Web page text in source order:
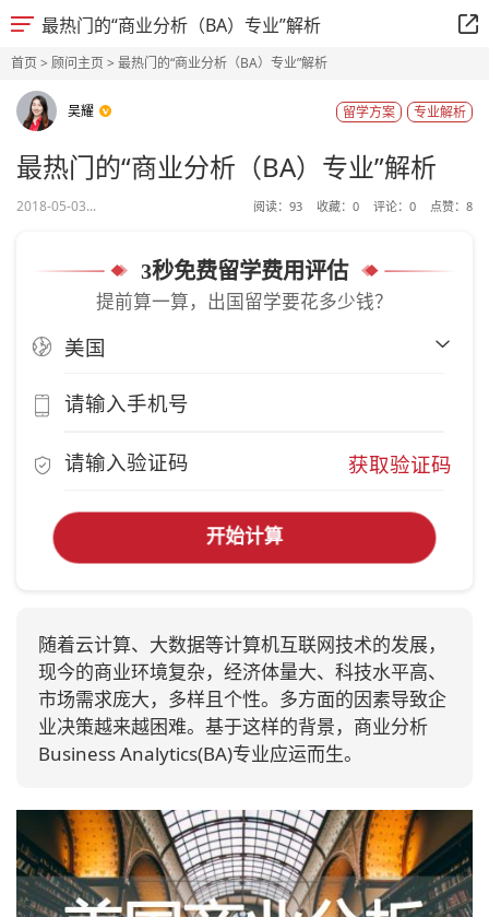
最热门的“商业分析（BA）专业”解析
首页> 顾问主页> 最热门的“商业分析（BA）专业”解析
吴耀 专业解析
留学方案
最热门的“商业分析（BA）专业”解析
2018-05-03... 阅读： 93 收藏： 0 评论： 0 点赞： 8
3秒免费留学费用评估
提前算一算，出国留学要花多少钱？
获取验证码
开始计算
随着云计算、大数据等计算机互联网技术的发展，
现今的商业环境复杂，经济体量大、科技水平高、
市场需求庞大，多样且个性。多方面的因素导致企
业决策越来越困难。基于这样的背景，商业分析
Business Analytics(BA)专业应运而生。